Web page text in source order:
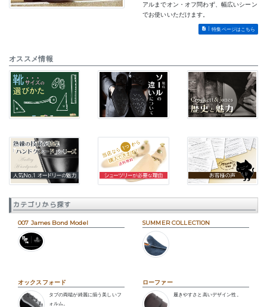
アルまでオン・オフ問わず、幅広いシーン
でお使いいただけます。
特集ページはこちら
オススメ情報
カテゴリから探す
007 James Bond Model SUMMER COLLECTION
オックスフォード
タブの両端が綺麗に揃う美しいフ
ォルム。
ローファー
履きやすさと高いデザイン性。